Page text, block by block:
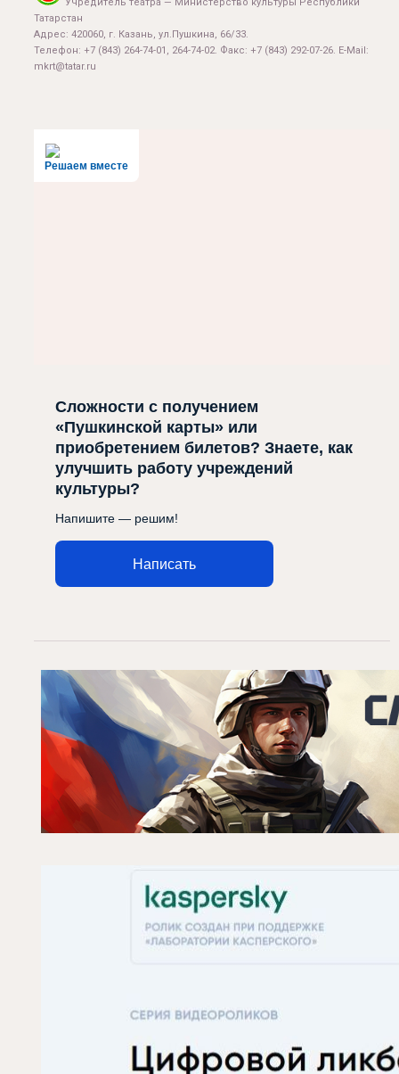
Татарстан
Адрес: 420060, г. Казань, ул.Пушкина, 66/33.
Телефон: +7 (843) 264-74-01, 264-74-02. Факс: +7 (843) 292-07-26. E-Mail:
mkrt@tatar.ru
Решаем вместе
Сложности с получением
«Пушкинской карты» или
приобретением билетов? Знаете, как
улучшить работу учреждений
культуры?
Напишите — решим!
Написать